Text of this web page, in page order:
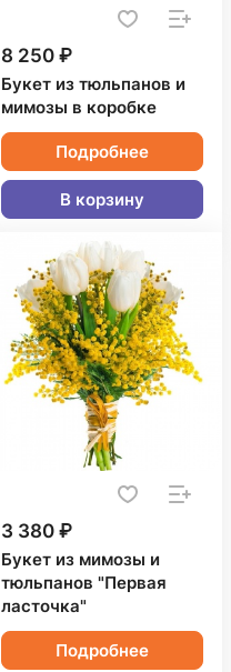
8 250 ₽
Букет из тюльпанов и
мимозы в коробке
Подробнее
В корзину
3 380 ₽
Букет из мимозы и
тюльпанов "Первая
ласточка"
Подробнее